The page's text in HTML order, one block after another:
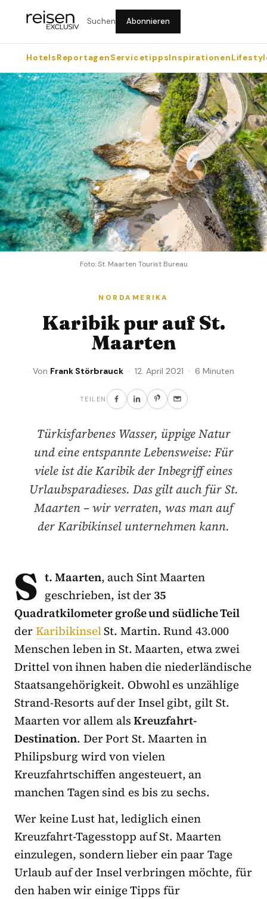
Suchen Abonnieren
HotelsReportagenServicetippsInspirationen
Foto: St. Maarten Tourist Bureau
NORDAMERIKA
Karibik pur auf St.
Maarten
Von Frank Störbrauck · 12. April 2021 · 6 Minuten
TEILEN
Türkisfarbenes Wasser, üppige Natur
und eine entspannte Lebensweise: Für
viele ist die Karibik der Inbegriff eines
Urlaubsparadieses. Das gilt auch für St.
Maarten – wir verraten, was man auf
der Karibikinsel unternehmen kann.
S t. Maarten, auch Sint Maarten
geschrieben, ist der35
Quadratkilometer große und südliche Teil
derKaribikinselSt. Martin. Rund 43.000
Menschen leben in St. Maarten, etwa zwei
Drittel von ihnen haben die niederländische
Staatsangehörigkeit. Obwohl es unzählige
Strand-Resorts auf der Insel gibt, gilt St.
Maarten vor allem alsKreuzfahrt-
Destination. Der Port St. Maarten in
Philipsburg wird von vielen
Kreuzfahrtschiffen angesteuert, an
manchen Tagen sind es bis zu sechs.
Wer keine Lust hat, lediglich einen
Kreuzfahrt-Tagesstopp auf St. Maarten
einzulegen, sondern lieber ein paar Tage
Urlaub auf der Insel verbringen möchte, für
den haben wir einige Tipps für